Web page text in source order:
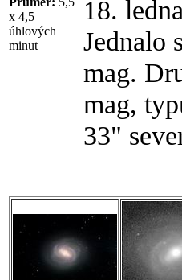
x 4,5
úhlových
minut
18.
Jednalo
mag.
mag,
33"